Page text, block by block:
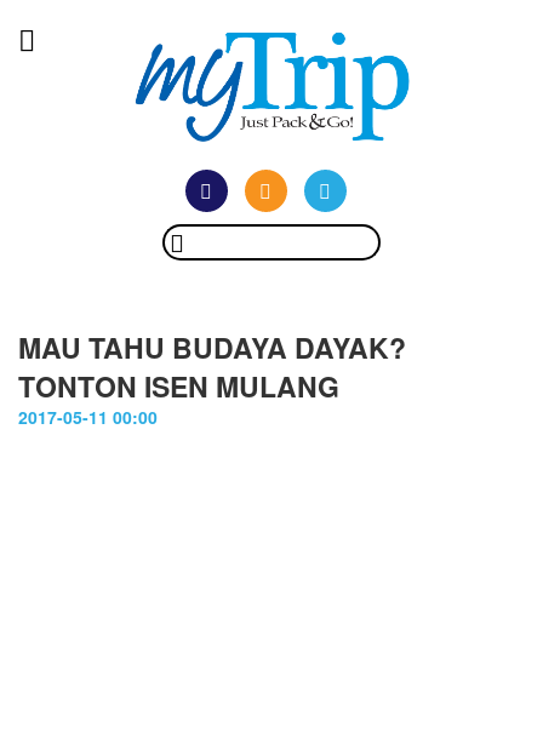
MAU TAHU BUDAYA DAYAK?
TONTON ISEN MULANG
2017-05-11 00:00